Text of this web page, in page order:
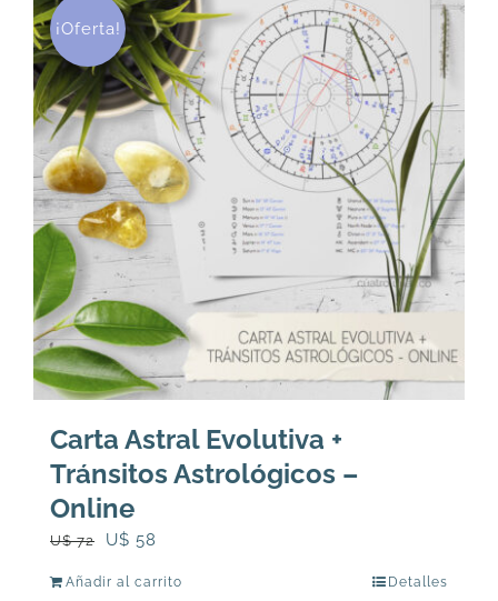
¡Oferta!
Carta Astral Evolutiva +
Tránsitos Astrológicos –
Online
U$72
El
U$ 58
Añadir al carrito Detalles